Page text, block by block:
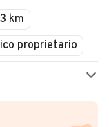
km
proprietario